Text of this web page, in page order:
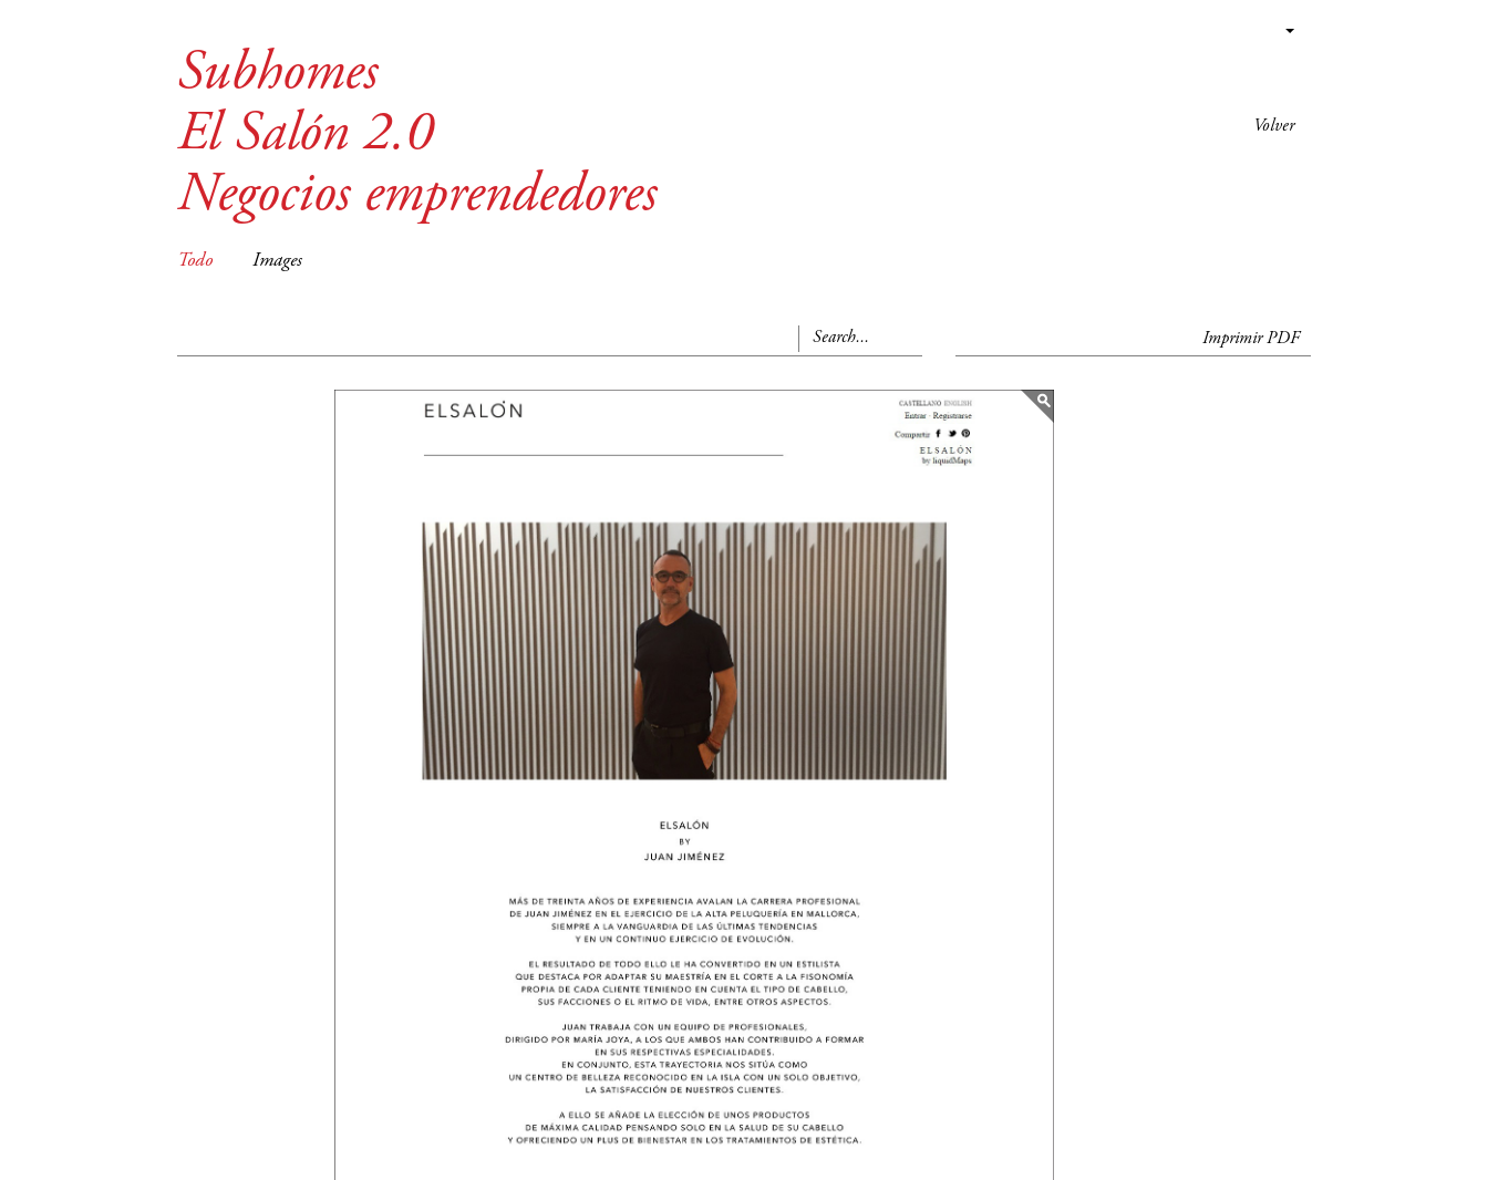
Volver
Subhomes
El Salón 2.0
Negocios emprendedores
Todo Images
Imprimir PDF